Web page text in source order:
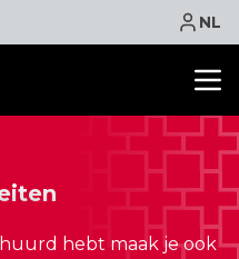
NL
KANTOORRUIMTE
FLEXPLEK
VERGADERRUIMTE
VIRTUEEL KANTOOR
hebt maak je ook